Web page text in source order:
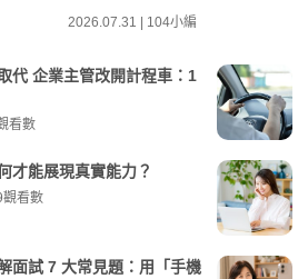
2026.07.31 | 104小編
代 企業主管改開計程車：1
看數
才能展現真實能力？
看數
面試 7 大常見題：用「手機